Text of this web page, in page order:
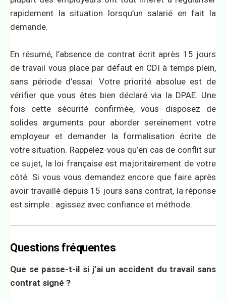
rapidement la situation lorsqu’un salarié en fait la
demande.
En résumé, l’absence de contrat écrit après 15 jours
de travail vous place par défaut en CDI à temps plein,
sans période d’essai. Votre priorité absolue est de
vérifier que vous êtes bien déclaré via la DPAE. Une
fois cette sécurité confirmée, vous disposez de
solides arguments pour aborder sereinement votre
employeur et demander la formalisation écrite de
votre situation. Rappelez-vous qu’en cas de conflit sur
ce sujet, la loi française est majoritairement de votre
côté. Si vous vous demandez encore que faire après
avoir travaillé depuis 15 jours sans contrat, la réponse
est simple : agissez avec confiance et méthode.
Questions fréquentes
Que se passe-t-il si j’ai un accident du travail sans
contrat signé ?